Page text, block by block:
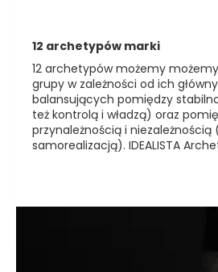
12 archetypów marki
12 archetypów możemy
grupy w zależności od ich
balansujących pomiędzy
też kontrolą i władzą) oraz
przynależnością i
samorealizacją). IDEALISTA